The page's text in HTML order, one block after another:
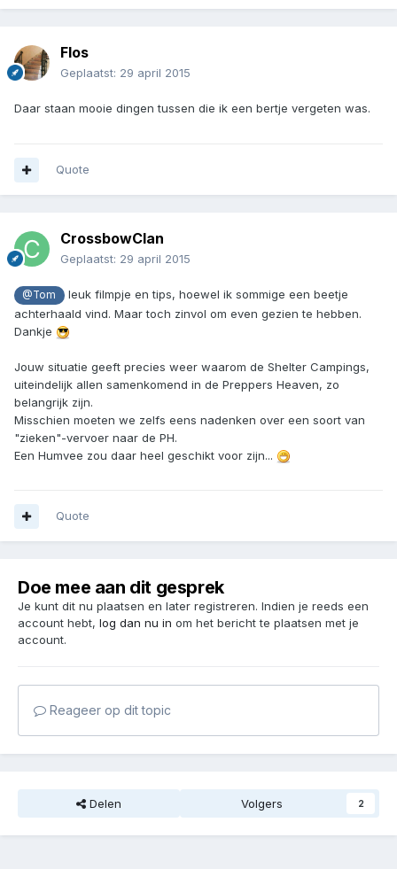
Flos
Geplaatst: 29 april 2015
Daar staan mooie dingen tussen die ik een bertje vergeten was.
Quote
CrossbowClan
Geplaatst: 29 april 2015
@Tom
leuk filmpje en tips, hoewel ik sommige een beetje
achterhaald vind. Maar toch zinvol om even gezien te hebben.
Dankje
Jouw situatie geeft precies weer waarom de Shelter Campings,
uiteindelijk allen samenkomend in de Preppers Heaven, zo
belangrijk zijn.
Misschien moeten we zelfs eens nadenken over een soort van
"zieken"-vervoer naar de PH.
Een Humvee zou daar heel geschikt voor zijn...
Quote
Doe mee aan dit gesprek
Je kunt dit nu plaatsen en later registreren. Indien je reeds een
account hebt, log dan nu in om het bericht te plaatsen met je
account.
Reageer op dit topic
Delen Volgers 2